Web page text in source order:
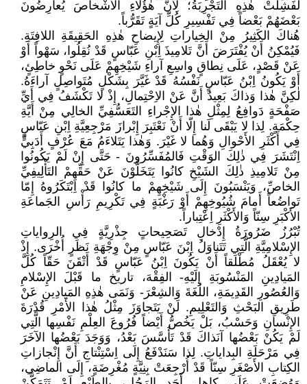
لَفَشِلَتْ هٰذِهِ التَجْرِبَةُ؛ لِأَنَّ هٰؤُلاءِ الأَشْخاصَ يُعارِضُونَ
بَعْضَهُمْ بَعْضاً فِي تَفْسِيرِ كُلِّ آيَةٍ تَقَرُّباً.
هُناكَ الكَثِيرُ مِنْ الخِياراتِ لِإِيضاحِ هٰذِهِ الحَقِيقَةِ اللافِتَةِ.
فَيُمْكِنُ أَنْ يُفْتَرَضَ أَنَّ تَلامِيذَ اِبْنِ عَبّاسٍ قَدْ نُقِلُوا، سَهْواً أَوْ
عَنْ قَصْدٍ، عَلَى نِطاقٍ واسِعِ آراءِ شَيْخِهِمْ عَلَى نَحْوٍ خاطِئٍ،
أَوْ يَكُونُ اِبْنُ عَبّاسٍ نَفْسُهُ قَدْ غَيَّرَ بِشَكْلٍ مُتَواصِلٍ آراءَهُ.
لٰكِنَّ هٰذا وَذاكَ بَعِيدٌ أَنَّ عَنْ الاِحْتِمالِ، إِذْ لا تَكْشَفُ فِي أَيِّ
صَفْحَةٍ دَوافِعُ لِمِثْلِ هٰذا الإِجْراءِ التَعَسُّفِيِّ الخالِي مِنْ أَيَّةِ
حِكْمَةٍ. لِذا لا يَبْقَى لَنا إِلّا أَنْ نَعْتَبِرَ إِبْرازَ مَرْجِعِيَّةِ اِبْنِ عَبّاسٍ
فِي أَكْثَرِ الأَحْوالِ وَهُما لا غَيْرَ. وَهٰذا يَتَلاءَمُ مَعَ عُرْفٍ أَدَبِيٍّ
اِنْتَشَرَ فِي ذٰلِكَ الوَقْتِ فَالمُفَسِّرُونَ - حَتَّى إِنْ لَمْ يَكُونُوا
مِنْ تَلامِيذِ ذٰلِكَ الشَيْخِ كانُوا يَتَخَلَّوْنَ عَنْ حَقِّهِمْ التَأْلِيفِيِّ
الخاصِّ، وَيَنْسَبُونَ إِلَى شَيْخِهِمْ ما كانُوا قَدْ اِبْتَكَرُوهُ إِمّا
تَواضُعاً أَمامَ شُيُوخِهِمْ أَوْ رَغْبَةٍ فِي تَكْرِيمِ رَأْسِ الجَماعَةِ
الأَكْبَرِ سِنّاً وَالأَكْثَرِ اِعْتِباراً.
تُبْرُزُ ضَرُورَةُ إِدْخالِ تَصَحِيحاتٍ جِذْرِيَّةٍ فِي الرِواياتِ
الإِسْلامِيَّةِ الَّتِي تَتَناوَلُ اِبْنَ عَبّاسٍ مِنْ وِجْهَةِ نَظَرٍ أُخْرَى. إِذْ
لا يُعْقَلُ مُطْلَقاً أَنْ يَكُونَ اِبْنُ عَبّاسٍ قَدْ أَتْقَنَ حَقّاً كُلَّ
المَيادِينِ المَنْسُوبَةِ إِلَيْهِ- الفِقْهَ، تاريخ ما قَبْلَ الإِسْلامِ
وَالعُصُورِ القَدِيمَةِ، اللُغَةَ وَالشِعْرَ- وَنَمَى هٰذِهِ المَيادِينِ عَنْ
طَرِيقِ البَحْثِ وَالتَعْلِيمِ. لَنْ يَتَجاوَزَ مِثْلُ هٰذا الأَمْرِ قُدْرَةَ
الإِنْسانِ وَحَسْبُ، بَلْ يَخُصُّ أَيْضاً فُرُوعَ العِلْمِ نَفْسِها الَّتِي
لَمْ يَكُنْ بَعْضُها آنَذاكَ قَدْ تَأَسَّسَ بَعْدُ، وَوَجَدَ بَعْضُها الآخَرَ
فِي مَرْحَلَةِ البِداياتِ. لِذا سَنَدْفَعُ إِلَى اِسْتِنْتاجِ أَنَّ إِنْجازاتِ
الكِتابِ الأَصْغَرِ سِنّاً قَدْ أُرْجِعَتْ بِنِيَّةٍ مُغْرِضَةٍ، إِلَى الماضِي،